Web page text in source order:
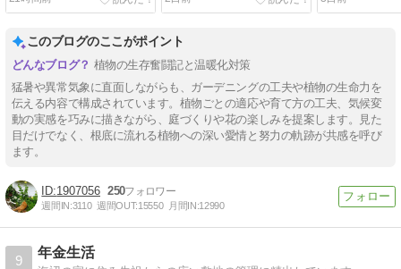
このブログのここがポイント
植物の生存奮闘記と温暖化対策
猛暑や異常気象に直面しながらも、ガーデニングの工夫や植物の生命力を
伝える内容で構成されています。植物ごとの適応や育て方の工夫、気候変
動の実感を巧みに描きながら、庭づくりや花の楽しみを提案します。見た
目だけでなく、根底に流れる植物への深い愛情と努力の軌跡が共感を呼び
ます。
1907056 250
週間IN:3110 週間OUT:15550 月間IN:12990
9
年金生活